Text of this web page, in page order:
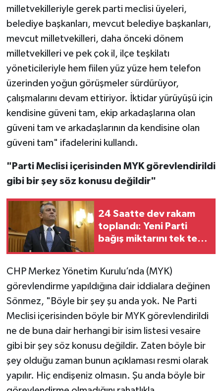
milletvekilleriyle gerek parti meclisi üyeleri,
belediye başkanları, mevcut belediye başkanları,
mevcut milletvekilleri, daha önceki dönem
milletvekilleri ve pek çok il, ilçe teşkilatı
yöneticileriyle hem fiilen yüz yüze hem telefon
üzerinden yoğun görüşmeler sürdürüyor,
çalışmalarını devam ettiriyor. İktidar yürüyüşü için
kendisine güveni tam, ekip arkadaşlarına olan
güveni tam ve arkadaşlarının da kendisine olan
güveni tam" ifadelerini kullandı.
"Parti Meclisi içerisinden MYK görevlendirildi
gibi bir şey söz konusu değildir"
24 Saatte dev rakam
toplandı: Yeni Parti
bağış miktarını tek tek
CHP Merkez Yönetim Kurulu’nda (MYK)
görevlendirme yapıldığına dair iddialara değinen
Sönmez, "Böyle bir şey şu anda yok. Ne Parti
Meclisi içerisinden böyle bir MYK görevlendirildi
ne de buna dair herhangi bir isim listesi vesaire
gibi bir şey söz konusu değildir. Zaten böyle bir
şey olduğu zaman bunun açıklaması resmi olarak
yapılır. Hiç endişeniz olmasın. Şu anda böyle bir
KÜLTÜR SANAT